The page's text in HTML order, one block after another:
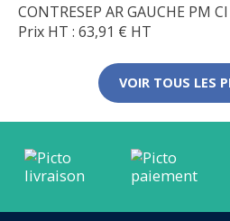
CONTRESEP AR GAUCHE PM
Prix HT : 63,91 € HT
VOIR TOUS LES